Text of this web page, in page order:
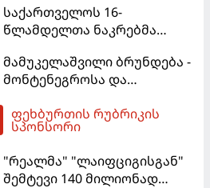
საქართველოს 16-
წლამდელთა ნაკრებმა
მარცხით გახსნა
მამუკელაშვილი ბრუნდება -
მონტენეგროსა და
მატჩებისთვის საქართველო
მზადებას 15
ფეხბურთის რუბრიკის
სპონსორი
"რეალმა" "ლაიფციგისგან"
შემტევი 140 მილიონად